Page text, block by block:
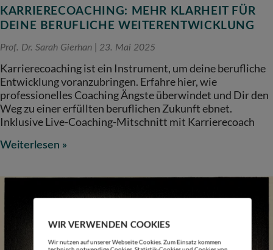
KARRIERECOACHING: MEHR KLARHEIT FÜR
DEINE BERUFLICHE WEITERENTWICKLUNG
Prof. Dr. Sarah Gierhan 23. Mai 2025
Karrierecoaching ist ein Instrument, um deine berufliche
Entwicklung voranzubringen. Erfahre hier, wie
professionelles Coaching Ängste überwindet und Dir den
Weg zu einer erfüllten beruflichen Zukunft ebnet.
Inklusive Live-Coaching-Mitschnitt mit Karrierecoach
Weiterlesen »
WIR VERWENDEN COOKIES
Wir nutzen auf unserer Webseite Cookies. Zum Einsatz kommen